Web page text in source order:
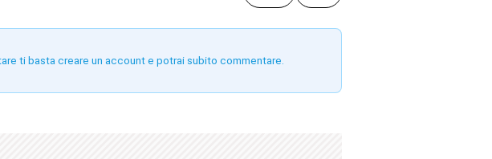
ti basta creare un account e potrai subito commentare.